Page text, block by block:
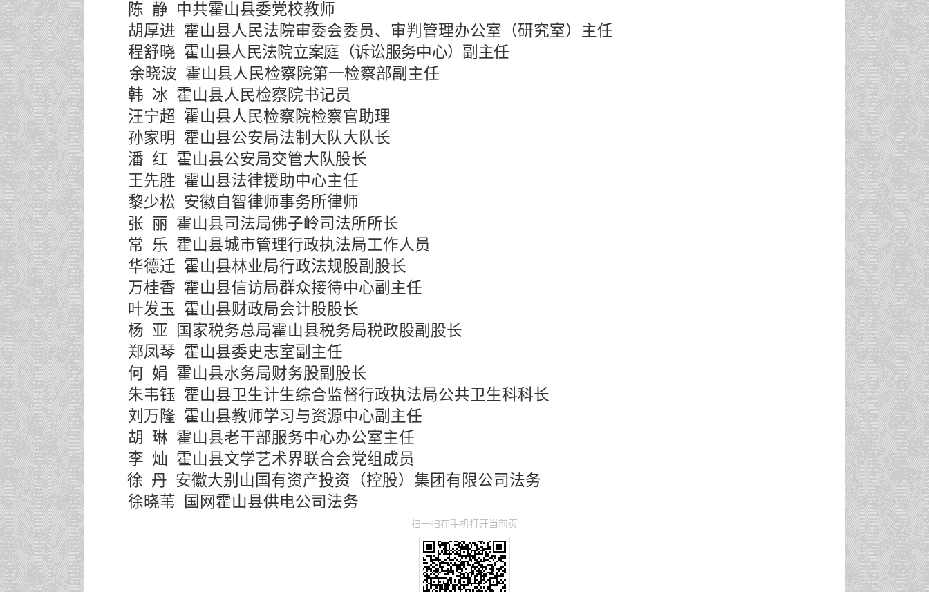
陈 静 中共霍山县委党校教师
胡厚进 霍山县人民法院审委会委员、审判管理办公室（研究室）主任
程舒晓 霍山县人民法院立案庭（诉讼服务中心）副主任
余晓波 霍山县人民检察院第一检察部副主任
韩 冰 霍山县人民检察院书记员
汪宁超 霍山县人民检察院检察官助理
孙家明
霍山县公安局法制大队大队长
潘 红 霍山县公安局交管大队股长
王先胜 霍山县法律援助中心主任
黎少松 安徽自智律师事务所律师
张 丽 霍山县司法局佛子岭司法所所长
常 乐 霍山县城市管理行政执法局工作人员
华德迁 霍山县林业局行政法规股副股长
万桂香 霍山县信访局群众接待中心副主任
叶发玉 霍山县财政局会计股股长
杨 亚
国家税务总局霍山县税务局税政股副股长
郑凤琴 霍山县委史志室副主任
何 娟 霍山县水务局财务股副股长
朱韦钰 霍山县卫生计生综合监督行政执法局公共卫生科科长
刘万隆 霍山县教师学习与资源中心副主任
胡 琳 霍山县老干部服务中心办公室主任
李 灿 霍山县文学艺术界联合会党组成员
徐 丹 安徽大别山国有资产投资（控股）集团有限公司法务
徐晓苇
国网霍山县供电公司法务
扫一扫在手机打开当前页